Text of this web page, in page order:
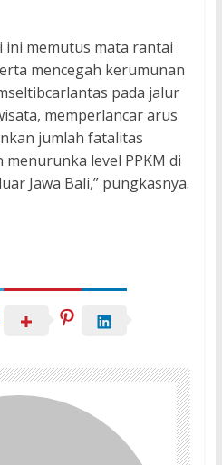
ini memutus mata rantai
mencegah kerumunan
pada jalur
memperlancar arus
jumlah fatalitas
level PPKM di
Jawa Bali,” pungkasnya.